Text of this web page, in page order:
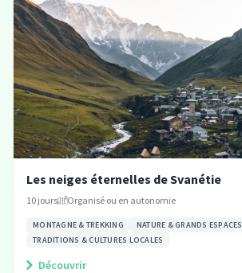
Les neiges éternelles de Svanétie
10 jours Organisé ou en autonomie
MONTAGNE & TREKKING
NATURE & GRANDS ESPACES
TRADITIONS & CULTURES LOCALES
Découvrir